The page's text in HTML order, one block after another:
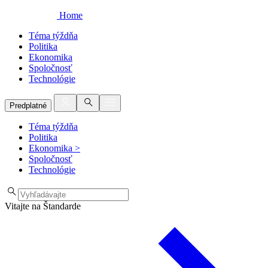
Home
Téma týždňa
Politika
Ekonomika
Spoločnosť
Technológie
Predplatné
Téma týždňa
Politika
Ekonomika >
Spoločnosť
Technológie
Vitajte na Štandarde